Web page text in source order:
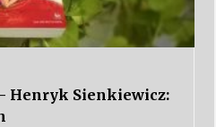
Henryk Sienkiewicz: